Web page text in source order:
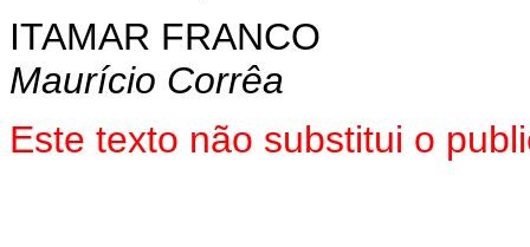
ITAMAR FRANCO
Maurício Corrêa
Este texto não substitui o